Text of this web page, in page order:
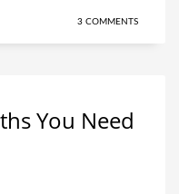
3 COMMENTS
You Need